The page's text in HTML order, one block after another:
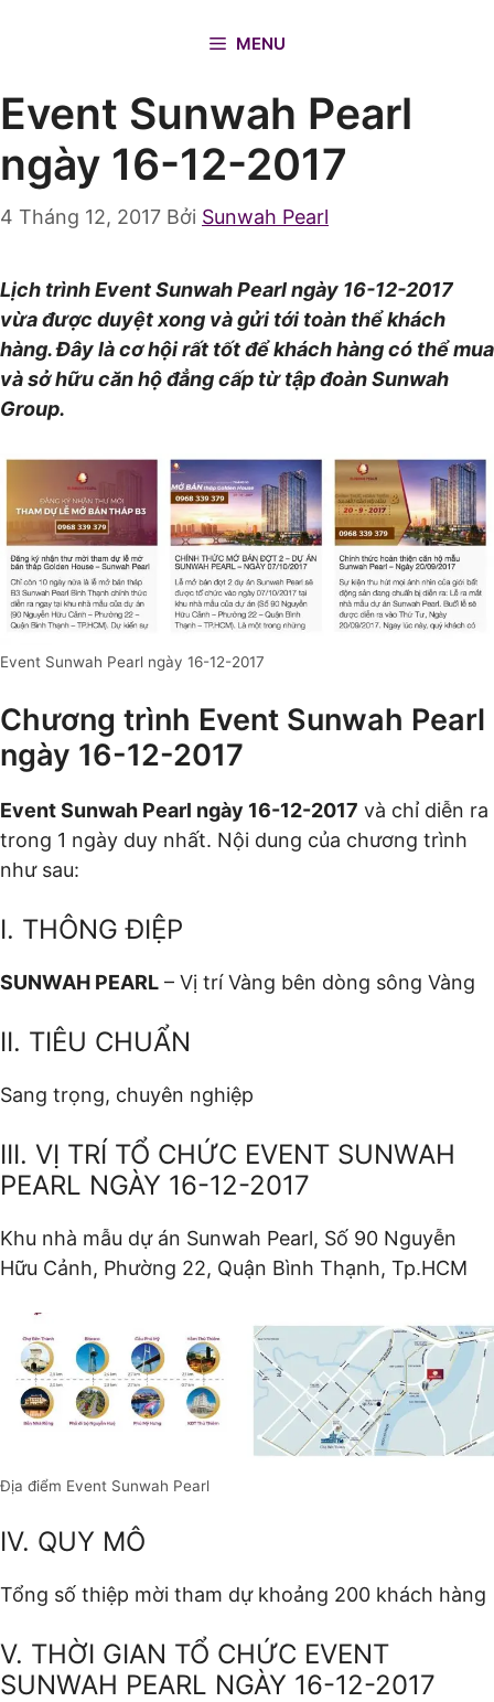
dung
MENU
Event Sunwah Pearl
ngày 16-12-2017
4 Tháng 12, 2017 Bởi Sunwah Pearl
Lịch trình Event Sunwah Pearl ngày 16-12-2017
vừa được duyệt xong và gửi tới toàn thể khách
hàng. Đây là cơ hội rất tốt để khách hàng có thể mua
và sở hữu căn hộ đẳng cấp từ tập đoàn Sunwah
Group.
Event Sunwah Pearl ngày 16-12-2017
Chương trình Event Sunwah Pearl
ngày 16-12-2017
Event Sunwah Pearl ngày 16-12-2017 và chỉ diễn ra
trong 1 ngày duy nhất. Nội dung của chương trình
như sau:
I. THÔNG ĐIỆP
SUNWAH PEARL – Vị trí Vàng bên dòng sông Vàng
II. TIÊU CHUẨN
Sang trọng, chuyên nghiệp
III. VỊ TRÍ TỔ CHỨC EVENT SUNWAH
PEARL NGÀY 16-12-2017
Khu nhà mẫu dự án Sunwah Pearl, Số 90 Nguyễn
Hữu Cảnh, Phường 22, Quận Bình Thạnh, Tp.HCM
Địa điểm Event Sunwah Pearl
IV. QUY MÔ
Tổng số thiệp mời tham dự khoảng 200 khách hàng
V. THỜI GIAN TỔ CHỨC EVENT
SUNWAH PEARL NGÀY 16-12-2017